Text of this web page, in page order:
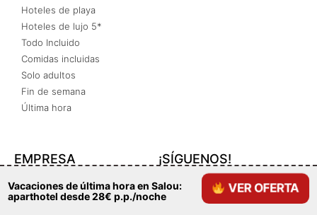
Vacaciones de última hora en Salou:
aparthotel desde 28€ p.p./noche
VER OFERTA
Hoteles de playa
Hoteles de lujo 5*
Todo Incluido
Comidas incluidas
Solo adultos
Fin de semana
Última hora
EMPRESA
Contacto
¡SÍGUENOS!